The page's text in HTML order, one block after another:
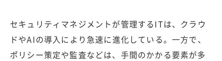
セキュリティマネジメントが管理するITは、クラウ
ドやAIの導入により急速に進化している。一方で、
ポリシー策定や監査などは、手間のかかる要素が多